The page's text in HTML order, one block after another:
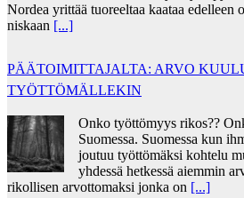
Nordea yrittää tuoreeltaa kaataa edelleen
niskaan [...]
PÄÄTOIMITTAJALTA: ARVO
TYÖTTÖMÄLLEKIN
Onko työttömyys rikos??
Suomessa. Suomessa kun
joutuu työttömäksi kohtelu
yhdessä hetkessä aiemmin
rikollisen arvottomaksi jonka on [...]